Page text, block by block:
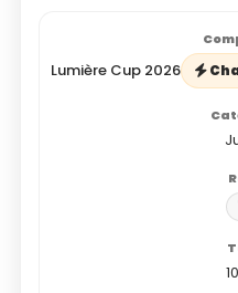
Lumière Cup 2026